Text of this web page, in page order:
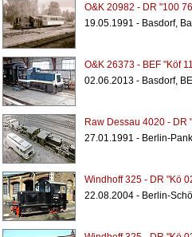
O&K 20982 - DR "100
19.05.1991 - Basdorf,
O&K 26373 - BEF "Köf
02.06.2013 - Basdorf,
Raw Dessau 4020 - DR
27.01.1991 - Berlin-
Windhoff 325 - DR "Kö
22.08.2004 - Berlin-